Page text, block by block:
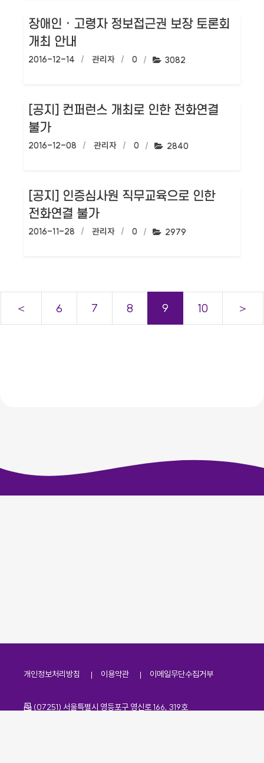
장애인 · 고령자 정보접근권 보장 토론회
개최 안내
작성일:
2016-12-14 작성자:
관리자 댓글수:
0 조회수:
3082
[공지] 컨퍼런스 개최로 인한 전화연결
불가
작성일:
2016-12-08 작성자:
관리자 댓글수:
0 조회수:
2840
[공지] 인증심사원 직무교육으로 인한
전화연결 불가
작성일:
2016-11-28 작성자:
관리자 댓글수:
0 조회수:
2979
＜ 6 7 8 9 10 ＞
개인정보처리방침 이용약관 이메일무단수집거부
주소
(07251) 서울특별시 영등포구 영신로 166, 319호